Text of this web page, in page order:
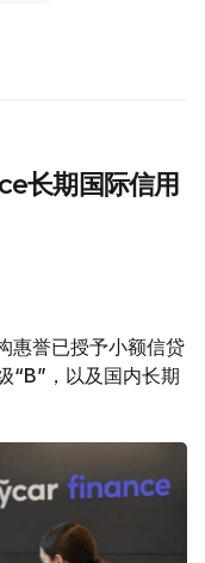
长期国际信用
惠誉已授予小额信贷
“B”，以及国内长期